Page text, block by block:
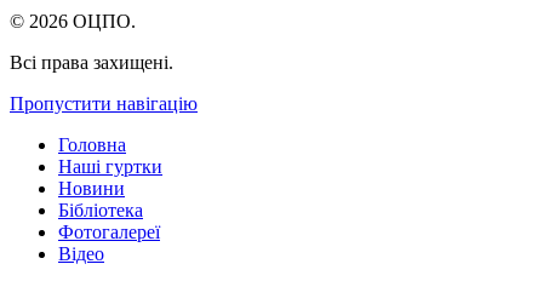
© 2026 ОЦПО.
Всі права захищені.
Пропустити навігацію
Головна
Наші гуртки
Новини
Бібліотека
Фотогалереї
Відео